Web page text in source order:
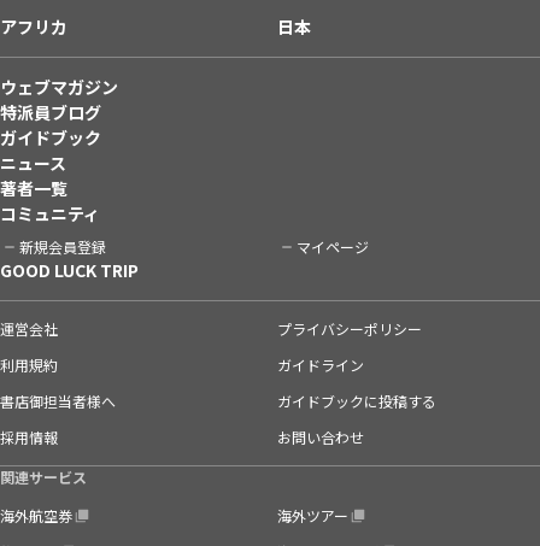
アフリカ
日本
ウェブマガジン
特派員ブログ
ガイドブック
ニュース
著者一覧
コミュニティ
新規会員登録 マイページ
GOOD LUCK TRIP
運営会社
プライバシーポリシー
利用規約
ガイドライン
書店御担当者様へ
ガイドブックに投稿する
採用情報
お問い合わせ
関連サービス
海外航空券
海外ツアー